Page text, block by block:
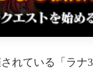
れている「ラ